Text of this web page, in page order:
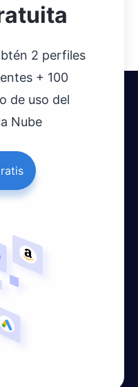
2 perfiles
+ 100
de uso del
Nube